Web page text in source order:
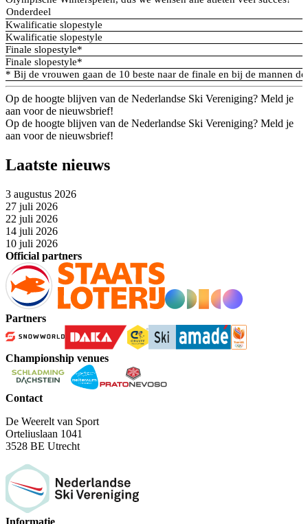
Onderdeel
Kwalificatie slopestyle
Kwalificatie slopestyle
Finale slopestyle*
Finale slopestyle*
* Bij de vrouwen gaan de 10 beste naar de finale en bij de mannen de
Op de hoogte blijven van de Nederlandse Ski Vereniging? Meld je
aan voor de nieuwsbrief!
Op de hoogte blijven van de Nederlandse Ski Vereniging? Meld je
aan voor de nieuwsbrief!
Laatste nieuws
3 augustus 2026
27 juli 2026
22 juli 2026
14 juli 2026
10 juli 2026
Official partners
Partners
Championship venues
Contact
De Weerelt van Sport
Orteliuslaan 1041
3528 BE Utrecht
Informatie